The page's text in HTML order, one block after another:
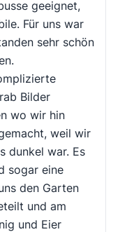
geeignet,
Für uns war
sehr schön
Bilder
wo wir hin
weil wir
dunkel war. Es
sogar eine
den Garten
und am
und Eier